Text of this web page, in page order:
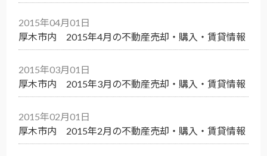
2015年04月01日
厚木市内 2015年4月の不動産売却・購入・賃貸情報
2015年03月01日
厚木市内 2015年3月の不動産売却・購入・賃貸情報
2015年02月01日
厚木市内 2015年2月の不動産売却・購入・賃貸情報